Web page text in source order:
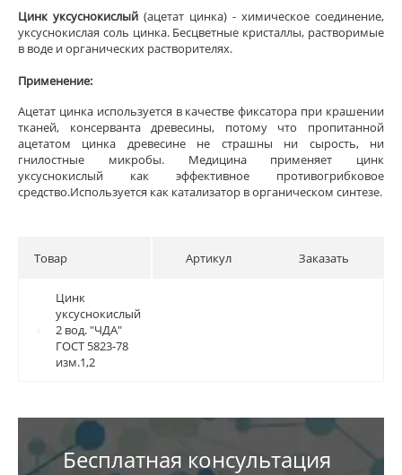
Цинк уксуснокислый (ацетат цинка) - химическое соединение,
уксуснокислая соль цинка. Бесцветные кристаллы, растворимые
в воде и органических растворителях.
Применение:
Ацетат цинка используется в качестве фиксатора при крашении
тканей, консерванта древесины, потому что пропитанной
ацетатом цинка древесине не страшны ни сырость, ни
гнилостные микробы. Медицина применяет цинк
уксуснокислый как эффективное противогрибковое
средство.Используется как катализатор в органическом синтезе.
Товар
Цинк
уксуснокислый
2 вод. "ЧДА"
ГОСТ 5823-78
изм.1,2
Артикул Заказать
Бесплатная консультация